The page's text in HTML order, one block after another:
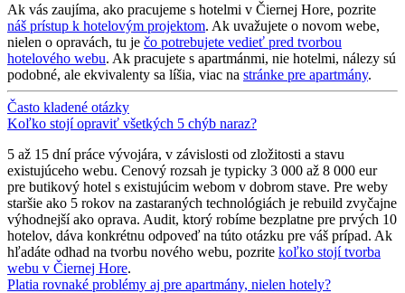
Ak vás zaujíma, ako pracujeme s hotelmi v Čiernej Hore, pozrite
náš prístup k hotelovým projektom. Ak uvažujete o novom webe,
nielen o opravách, tu je čo potrebujete vedieť pred tvorbou
hotelového webu. Ak pracujete s apartmánmi, nie hotelmi, nálezy sú
podobné, ale ekvivalenty sa líšia, viac na stránke pre apartmány.
Často kladené otázky
Koľko stojí opraviť všetkých 5 chýb naraz?
5 až 15 dní práce vývojára, v závislosti od zložitosti a stavu
existujúceho webu. Cenový rozsah je typicky 3 000 až 8 000 eur
pre butikový hotel s existujúcim webom v dobrom stave. Pre weby
staršie ako 5 rokov na zastaraných technológiách je rebuild zvyčajne
výhodnejší ako oprava. Audit, ktorý robíme bezplatne pre prvých 10
hotelov, dáva konkrétnu odpoveď na túto otázku pre váš prípad. Ak
hľadáte odhad na tvorbu nového webu, pozrite koľko stojí tvorba
webu v Čiernej Hore.
Platia rovnaké problémy aj pre apartmány, nielen hotely?